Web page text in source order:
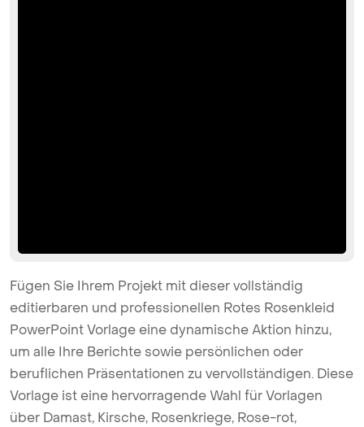
Fügen Sie Ihrem Projekt mit dieser vollständig
editierbaren und professionellen Rotes Rosenkleid
PowerPoint Vorlage eine dynamische Aktion hinzu,
um alle Ihre Berichte sowie persönlichen oder
beruflichen Präsentationen zu vervollständigen. Diese
Vorlage ist eine hervorragende Wahl für Vorlagen
über Damast, Kirsche, Rosenkriege, Rose-rot,